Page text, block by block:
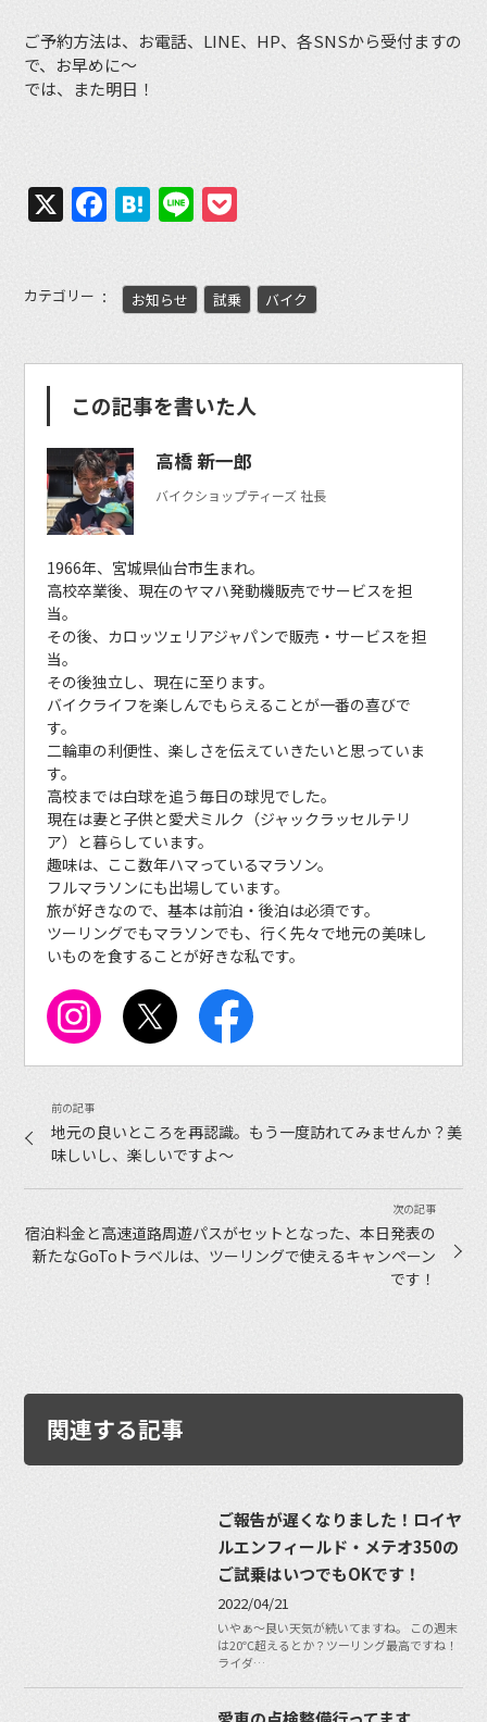
ご予約方法は、お電話、LINE、HP、各SNSから受付ますの
で、お早めに〜
では、また明日！
X Facebook
Hatena
Line
カテゴリー お知らせ 試乗 バイク
この記事を書いた人
高橋 新一郎
バイクショップティーズ 社長
1966年、宮城県仙台市生まれ。
高校卒業後、現在のヤマハ発動機販売でサービスを担
当。
その後、カロッツェリアジャパンで販売・サービスを担
当。
その後独立し、現在に至ります。
バイクライフを楽しんでもらえることが一番の喜びで
す。
二輪車の利便性、楽しさを伝えていきたいと思っていま
す。
高校までは白球を追う毎日の球児でした。
現在は妻と子供と愛犬ミルク（ジャックラッセルテリ
ア）と暮らしています。
趣味は、ここ数年ハマっているマラソン。
フルマラソンにも出場しています。
旅が好きなので、基本は前泊・後泊は必須です。
ツーリングでもマラソンでも、行く先々で地元の美味し
いものを食することが好きな私です。
地元の良いところを再認識。もう一度訪れてみませんか？美
味しいし、楽しいですよ〜
宿泊料金と高速道路周遊パスがセットとなった、本日発表の
新たなGoToトラベルは、ツーリングで使えるキャンペーン
です！
関連する記事
ご報告が遅くなりました！ロイヤ
ルエンフィールド・メテオ350の
ご試乗はいつでもOKです！
2022/04/21
いやぁ〜良い天気が続いてますね。 この週末
は20℃超えるとか？ツーリング最高ですね！
ライダ…